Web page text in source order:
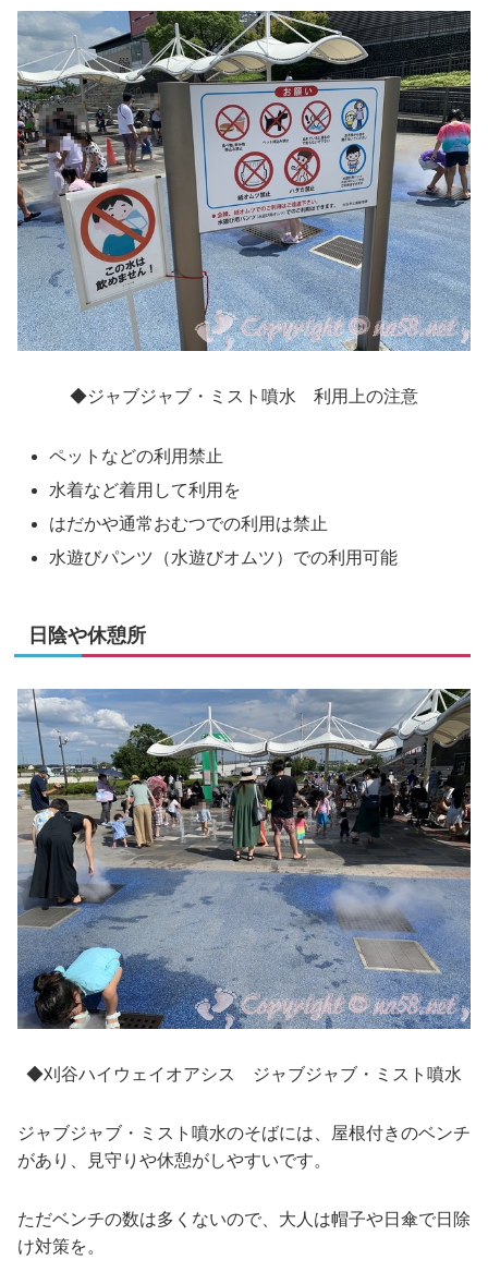
◆ジャブジャブ・ミスト噴水 利用上の注意
ペットなどの利用禁止
水着など着用して利用を
はだかや通常おむつでの利用は禁止
水遊びパンツ（水遊びオムツ）での利用可能
日陰や休憩所
◆刈谷ハイウェイオアシス ジャブジャブ・ミスト噴水
ジャブジャブ・ミスト噴水のそばには、屋根付きのベンチ
があり、見守りや休憩がしやすいです。
ただベンチの数は多くないので、大人は帽子や日傘で日除
け対策を。